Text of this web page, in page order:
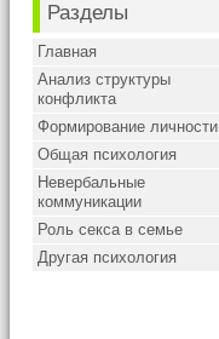
Разделы
Главная
Анализ структуры
конфликта
Формирование личности
Общая психология
Невербальные
коммуникации
Роль секса в семье
Другая психология